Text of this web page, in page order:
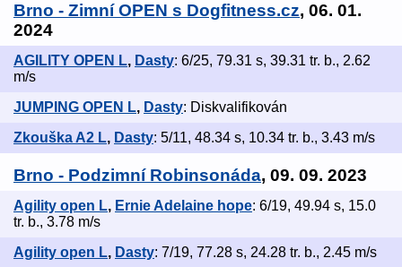
Brno - Zimní OPEN s Dogfitness.cz, 06. 01.
2024
AGILITY OPEN L, Dasty: 6/25, 79.31 s, 39.31 tr. b., 2.62
m/s
JUMPING OPEN L, Dasty: Diskvalifikován
Zkouška A2 L, Dasty: 5/11, 48.34 s, 10.34 tr. b., 3.43 m/s
Brno - Podzimní Robinsonáda, 09. 09. 2023
Agility open L, Ernie Adelaine hope: 6/19, 49.94 s, 15.0
tr. b., 3.78 m/s
Agility open L, Dasty: 7/19, 77.28 s, 24.28 tr. b., 2.45 m/s